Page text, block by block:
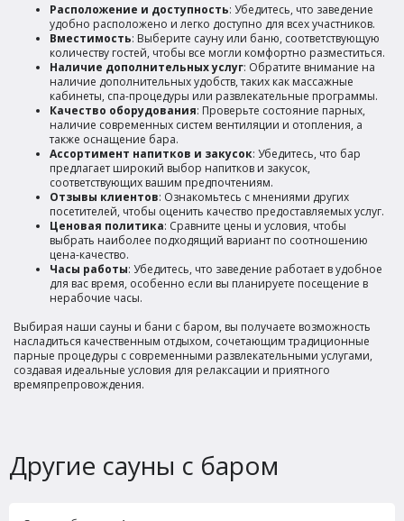
Расположение и доступность: Убедитесь, что заведение
удобно расположено и легко доступно для всех участников.
Вместимость: Выберите сауну или баню, соответствующую
количеству гостей, чтобы все могли комфортно разместиться.
Наличие дополнительных услуг: Обратите внимание на
наличие дополнительных удобств, таких как массажные
кабинеты, спа-процедуры или развлекательные программы.
Качество оборудования: Проверьте состояние парных,
наличие современных систем вентиляции и отопления, а
также оснащение бара.
Ассортимент напитков и закусок: Убедитесь, что бар
предлагает широкий выбор напитков и закусок,
соответствующих вашим предпочтениям.
Отзывы клиентов: Ознакомьтесь с мнениями других
посетителей, чтобы оценить качество предоставляемых услуг.
Ценовая политика: Сравните цены и условия, чтобы
выбрать наиболее подходящий вариант по соотношению
цена-качество.
Часы работы: Убедитесь, что заведение работает в удобное
для вас время, особенно если вы планируете посещение в
нерабочие часы.
Выбирая наши сауны и бани с баром, вы получаете возможность
насладиться качественным отдыхом, сочетающим традиционные
парные процедуры с современными развлекательными услугами,
создавая идеальные условия для релаксации и приятного
времяпрепровождения.
Другие сауны с баром